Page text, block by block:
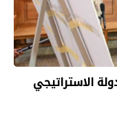
الاستراتيجي